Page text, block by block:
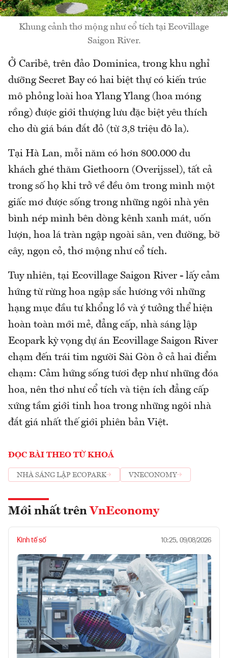
Khung cảnh thơ mộng như cổ tích tại Ecovillage
Saigon River.
Ở Caribê, trên đảo Dominica, trong khu nghỉ
dưỡng Secret Bay có hai biệt thự có kiến trúc
mô phỏng loài hoa Ylang Ylang (hoa móng
rồng) được giới thượng lưu đặc biệt yêu thích
cho dù giá bán đắt đỏ (từ 3,8 triệu đô la).
Tại Hà Lan, mỗi năm có hơn 800.000 du
khách ghé thăm Giethoorn (Overijssel), tất cả
trong số họ khi trở về đều ôm trong mình một
giấc mơ được sống trong những ngôi nhà yên
bình nép mình bên dòng kênh xanh mát, uốn
lượn, hoa lá tràn ngập ngoài sân, ven đường, bờ
cây, ngọn cỏ, thơ mộng như cổ tích.
Tuy nhiên, tại Ecovillage Saigon River - lấy cảm
hứng từ rừng hoa ngập sắc hương với những
hạng mục đầu tư khổng lồ và ý tưởng thể hiện
hoàn toàn mới mẻ, đẳng cấp, nhà sáng lập
Ecopark kỳ vọng dự án Ecovillage Saigon River
chạm đến trái tim người Sài Gòn ở cả hai điểm
chạm: Cảm hứng sống tươi đẹp như những đóa
hoa, nên thơ như cổ tích và tiện ích đẳng cấp
xứng tầm giới tinh hoa trong những ngôi nhà
đắt giá nhất thế giới phiên bản Việt.
ĐỌC BÀI THEO TỪ KHOÁ
NHÀ SÁNG LẬP ECOPARK VNECONOMY
Mới nhất trên VnEconomy
Kinh tế số 10:25, 09/08/2026